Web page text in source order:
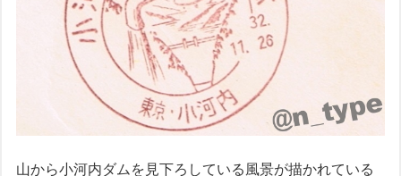
山から小河内ダムを見下ろしている風景が描かれている